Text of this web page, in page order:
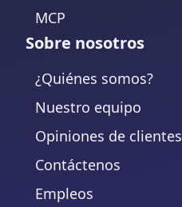
MCP
Sobre nosotros
¿Quiénes somos?
Nuestro equipo
Opiniones de clientes
Contáctenos
Empleos